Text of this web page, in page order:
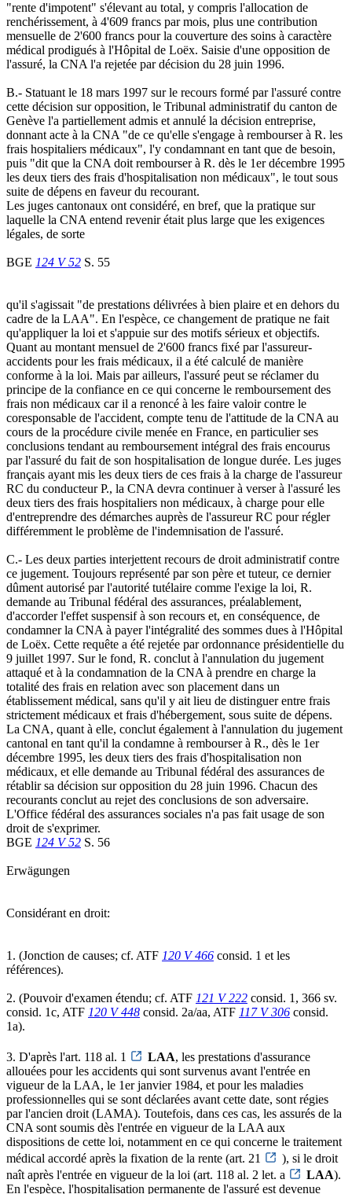
"rente d'impotent" s'élevant au total, y compris l'allocation de
renchérissement, à 4'609 francs par mois, plus une contribution
mensuelle de 2'600 francs pour la couverture des soins à caractère
médical prodigués à l'Hôpital de Loëx. Saisie d'une opposition de
l'assuré, la CNA l'a rejetée par décision du 28 juin 1996.
B.- Statuant le 18 mars 1997 sur le recours formé par l'assuré contre
cette décision sur opposition, le Tribunal administratif du canton de
Genève l'a partiellement admis et annulé la décision entreprise,
donnant acte à la CNA "de ce qu'elle s'engage à rembourser à R. les
frais hospitaliers médicaux", l'y condamnant en tant que de besoin,
puis "dit que la CNA doit rembourser à R. dès le 1er décembre 1995
les deux tiers des frais d'hospitalisation non médicaux", le tout sous
suite de dépens en faveur du recourant.
Les juges cantonaux ont considéré, en bref, que la pratique sur
laquelle la CNA entend revenir était plus large que les exigences
légales, de sorte
BGE 124 V 52 S. 55
qu'il s'agissait "de prestations délivrées à bien plaire et en dehors du
cadre de la LAA". En l'espèce, ce changement de pratique ne fait
qu'appliquer la loi et s'appuie sur des motifs sérieux et objectifs.
Quant au montant mensuel de 2'600 francs fixé par l'assureur-
accidents pour les frais médicaux, il a été calculé de manière
conforme à la loi. Mais par ailleurs, l'assuré peut se réclamer du
principe de la confiance en ce qui concerne le remboursement des
frais non médicaux car il a renoncé à les faire valoir contre le
coresponsable de l'accident, compte tenu de l'attitude de la CNA au
cours de la procédure civile menée en France, en particulier ses
conclusions tendant au remboursement intégral des frais encourus
par l'assuré du fait de son hospitalisation de longue durée. Les juges
français ayant mis les deux tiers de ces frais à la charge de l'assureur
RC du conducteur P., la CNA devra continuer à verser à l'assuré les
deux tiers des frais hospitaliers non médicaux, à charge pour elle
d'entreprendre des démarches auprès de l'assureur RC pour régler
différemment le problème de l'indemnisation de l'assuré.
C.- Les deux parties interjettent recours de droit administratif contre
ce jugement. Toujours représenté par son père et tuteur, ce dernier
dûment autorisé par l'autorité tutélaire comme l'exige la loi, R.
demande au Tribunal fédéral des assurances, préalablement,
d'accorder l'effet suspensif à son recours et, en conséquence, de
condamner la CNA à payer l'intégralité des sommes dues à l'Hôpital
de Loëx. Cette requête a été rejetée par ordonnance présidentielle du
9 juillet 1997. Sur le fond, R. conclut à l'annulation du jugement
attaqué et à la condamnation de la CNA à prendre en charge la
totalité des frais en relation avec son placement dans un
établissement médical, sans qu'il y ait lieu de distinguer entre frais
strictement médicaux et frais d'hébergement, sous suite de dépens.
La CNA, quant à elle, conclut également à l'annulation du jugement
cantonal en tant qu'il la condamne à rembourser à R., dès le 1er
décembre 1995, les deux tiers des frais d'hospitalisation non
médicaux, et elle demande au Tribunal fédéral des assurances de
rétablir sa décision sur opposition du 28 juin 1996. Chacun des
recourants conclut au rejet des conclusions de son adversaire.
L'Office fédéral des assurances sociales n'a pas fait usage de son
droit de s'exprimer.
BGE 124 V 52 S. 56
Erwägungen
Considérant en droit:
1. (Jonction de causes; cf. ATF 120 V 466 consid. 1 et les
références).
2. (Pouvoir d'examen étendu; cf. ATF 121 V 222 consid. 1, 366 sv.
consid. 1c, ATF 120 V 448 consid. 2a/aa, ATF 117 V 306 consid.
1a).
3. D'après l'art. 118 al. 1 LAA, les prestations d'assurance
allouées pour les accidents qui sont survenus avant l'entrée en
vigueur de la LAA, le 1er janvier 1984, et pour les maladies
professionnelles qui se sont déclarées avant cette date, sont régies
par l'ancien droit (LAMA). Toutefois, dans ces cas, les assurés de la
CNA sont soumis dès l'entrée en vigueur de la LAA aux
dispositions de cette loi, notamment en ce qui concerne le traitement
médical accordé après la fixation de la rente (art. 21
), si le droit
naît après l'entrée en vigueur de la loi (art. 118 al. 2 let. a
LAA).
En l'espèce, l'hospitalisation permanente de l'assuré est devenue